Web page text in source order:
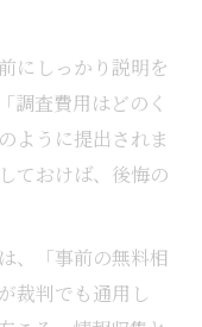
にしっかり説明を
調査費用はどのく
ように提出されま
ておけば、後悔の
、「事前の無料相
裁判でも通用し